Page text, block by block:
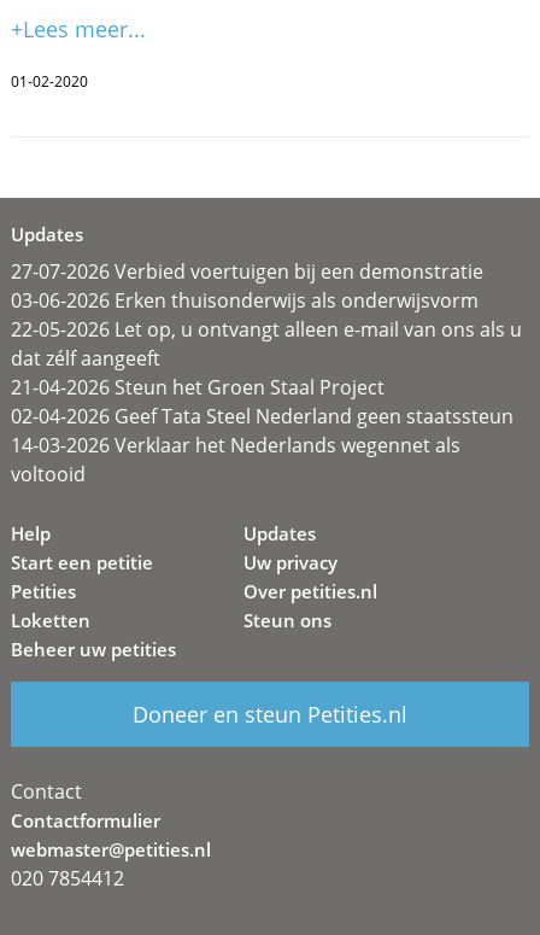
+Lees meer...
01-02-2020
Updates
27-07-2026 Verbied voertuigen bij een demonstratie
03-06-2026 Erken thuisonderwijs als onderwijsvorm
22-05-2026 Let op, u ontvangt alleen e-mail van ons als u
dat zélf aangeeft
21-04-2026 Steun het Groen Staal Project
02-04-2026 Geef Tata Steel Nederland geen staatssteun
14-03-2026 Verklaar het Nederlands wegennet als
voltooid
Help
Start een petitie
Petities
Loketten
Beheer uw petities
Updates
Uw privacy
Over petities.nl
Steun ons
Doneer en steun Petities.nl
Contact
Contactformulier
webmaster@petities.nl
020 7854412